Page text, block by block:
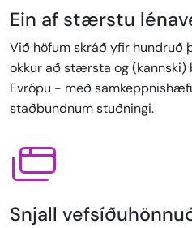
Ein af stærstu
Við höfum skráð yfir hundruð
okkur að stærsta og (kannski)
Evrópu - með
staðbundnum stuðningi.
Snjall